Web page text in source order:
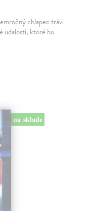
chlapec trávi
udalosti, ktoré ho
na sklade